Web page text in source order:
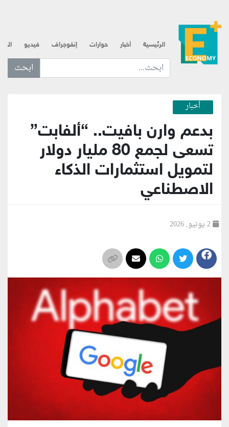
الرئيسية أخبار حوارات إنفوجراف فيديو
ابحث عن... :
أخبار
بدعم وارن بافيت.. “ألفابت”
تسعى لجمع 80 مليار دولار
لتمويل استثمارات الذكاء
الاصطناعي